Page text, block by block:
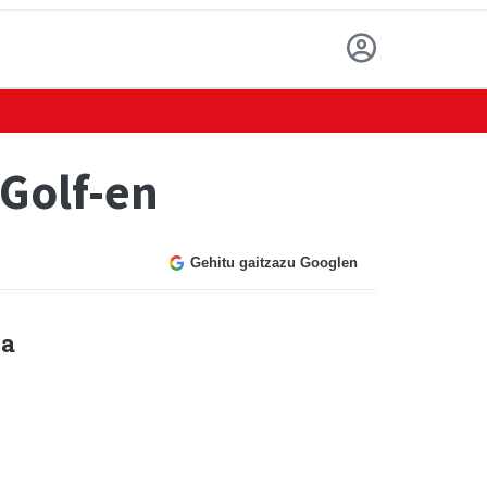
en
Gehitu gaitzazu Googlen